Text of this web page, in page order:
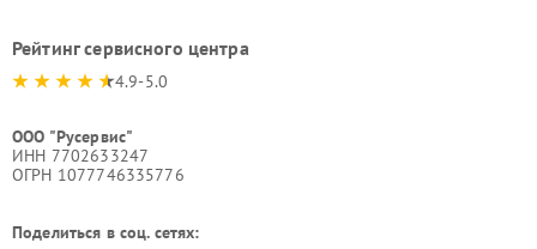
Рейтинг сервисного центра
4.9-5.0
ООО "Русервис"
ИНН 7702633247
ОГРН 1077746335776
Поделиться в соц. сетях: